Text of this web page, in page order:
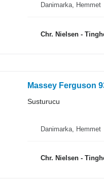
Danimarka, Hemmet
Chr. Nielsen -
Massey Ferguson
Susturucu
Danimarka, Hemmet
Chr. Nielsen -